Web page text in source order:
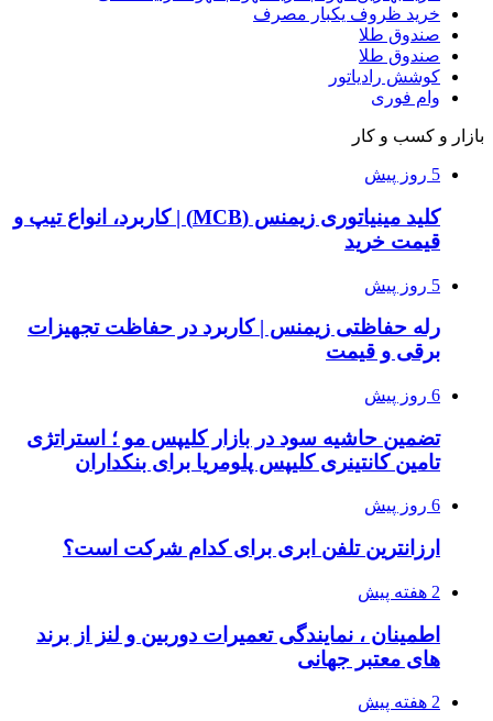
خرید ظروف یکبار مصرف
صندوق طلا
صندوق طلا
کوشش رادیاتور
وام فوری
بازار و کسب و کار
5 روز پیش
کلید مینیاتوری زیمنس (MCB) | کاربرد، انواع تیپ و
قیمت خرید
5 روز پیش
رله حفاظتی زیمنس | کاربرد در حفاظت تجهیزات
برقی و قیمت
6 روز پیش
تضمین حاشیه سود در بازار کلیپس مو ؛ استراتژی
تامین کانتینری کلیپس پلومریا برای بنکداران
6 روز پیش
ارزانترین تلفن ابری برای کدام شرکت است؟
2 هفته پیش
اطمینان ، نمایندگی تعمیرات دوربین و لنز از برند
های معتبر جهانی
2 هفته پیش